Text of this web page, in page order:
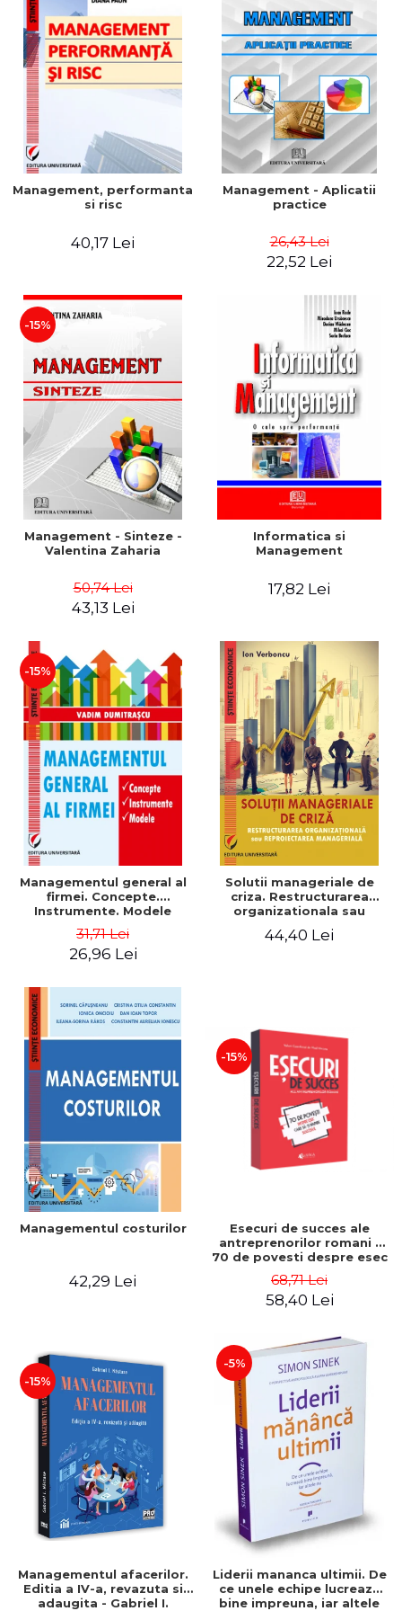
Management, performanta
si risc
40,17 Lei
Management - Aplicatii
practice
26,43 Lei
22,52 Lei
-15%
Management - Sinteze -
Valentina Zaharia
50,74 Lei
43,13 Lei
Informatica si
Management
17,82 Lei
-15%
Managementul general al
firmei. Concepte.
Instrumente. Modele
31,71 Lei
26,96 Lei
Solutii manageriale de
criza. Restructurarea
organizationala sau
44,40 Lei
Managementul costurilor
42,29 Lei
-15%
Esecuri de succes ale
antreprenorilor romani -
70 de povesti despre esec
68,71 Lei
58,40 Lei
-15%
Managementul afacerilor.
Editia a IV-a, revazuta si
adaugita - Gabriel I.
-5%
Liderii mananca ultimii. De
ce unele echipe lucreaza
bine impreuna, iar altele